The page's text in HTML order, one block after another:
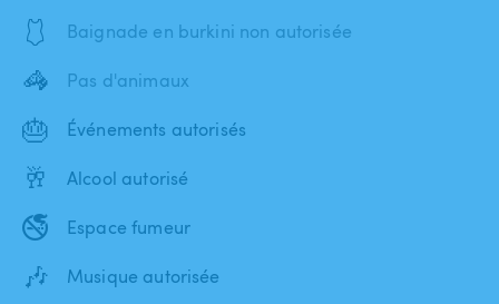
🩱 Baignade en burkini non autorisée
🦓 Pas d'animaux
🎂 Événements autorisés
🥂 Alcool autorisé
🚭 Espace fumeur
🎶 Musique autorisée